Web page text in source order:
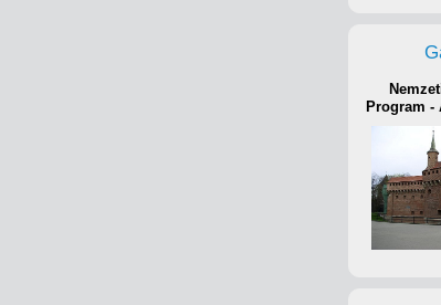
Program -